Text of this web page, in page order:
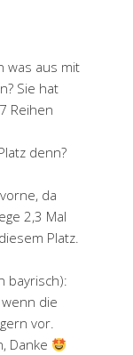
was aus mit
Sie hat
Reihen
denn?
da
2,3 Mal
Platz.
bayrisch):
wenn die
vor.
Danke